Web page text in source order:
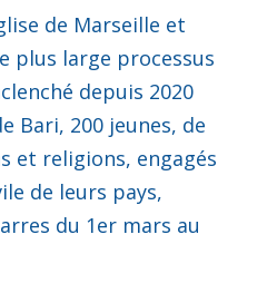
de Marseille et
plus large processus
depuis 2020
Bari, 200 jeunes, de
et religions, engagés
de leurs pays,
du 1er mars au